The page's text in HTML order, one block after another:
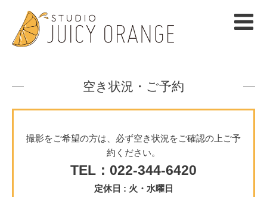
空き状況・ご予約
撮影をご希望の方は、必ず空き状況をご確認の上ご予
約ください。
TEL：022-344-6420
定休日 : 火・水曜日